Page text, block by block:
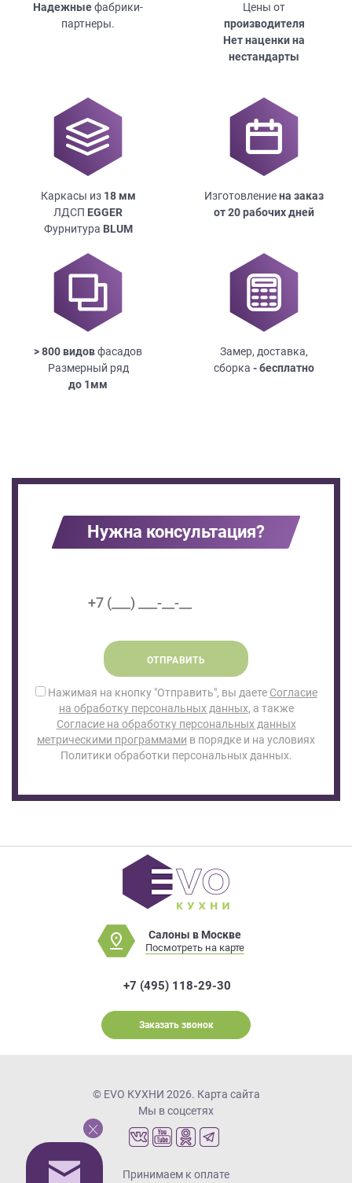
Надежныефабрики-
партнеры.
Цены от
производителя
Нет наценки на
нестандарты
Каркасы из 18мм
ЛДСП EGGER
Фурнитура BLUM
Изготовлениена заказ
от 20 рабочих дней
> 800 видовфасадов
Размерный ряд
до 1мм
Замер, доставка,
сборка - бесплатно
Нужна консультация?
ОТПРАВИТЬ
Нажимая на кнопку "Отправить", вы даете Согласие
на обработку персональных данных, а также
Согласие на обработку персональных данных
метрическими программами в порядке и на условиях
Политики обработки персональных данных.
Салоны в Москве
Посмотреть на карте
+7 (495) 118-29-30
Заказать звонок
© EVO КУХНИ 2026. Карта сайта
Мы в соцсетях
Принимаем к оплате